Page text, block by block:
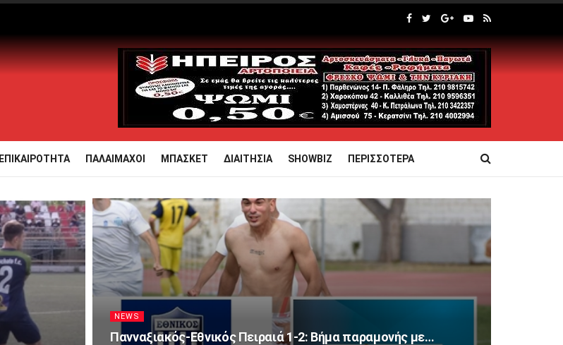
ΕΠΙΚΑΙΡΟΤΗΤΑ ΠΑΛΑΙΜΑΧΟΙ ΜΠΑΣΚΕΤ ΔΙΑΙΤΗΣΙΑ SHOWBIZ ΠΕΡΙΣΣΟΤΕΡΑ
NEWS
Πανναξιακός-Εθνικός Πειραιά 1-2: Βήμα παραμονής με…